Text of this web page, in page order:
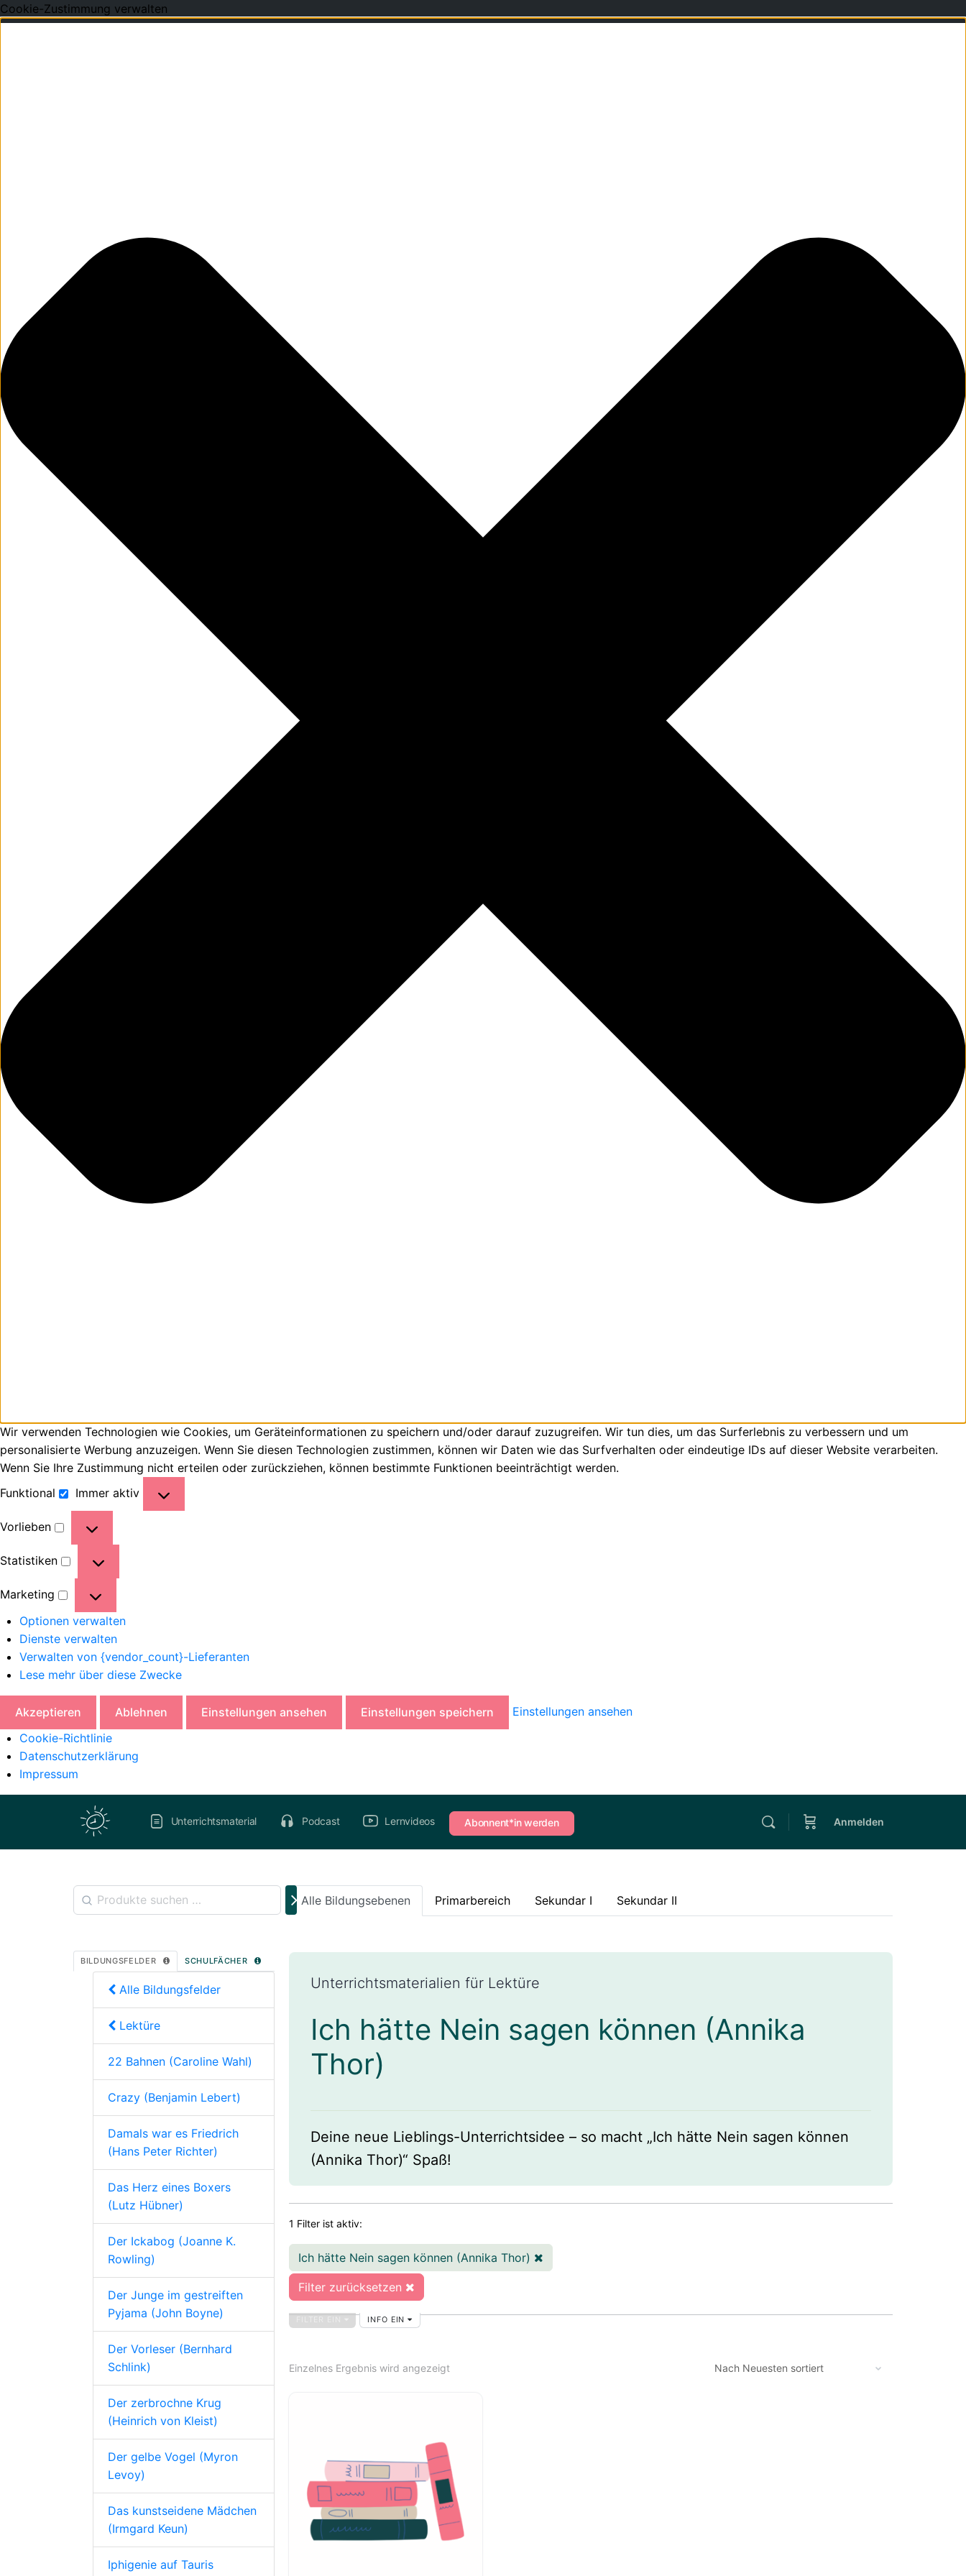
Cookie-Zustimmung verwalten
Wir verwenden Technologien wie Cookies, um Geräteinformationen zu speichern und/oder darauf zuzugreifen. Wir tun dies, um das Surferlebnis zu verbessern und um
personalisierte Werbung anzuzeigen. Wenn Sie diesen Technologien zustimmen, können wir Daten wie das Surfverhalten oder eindeutige IDs auf dieser Website verarbeiten.
Wenn Sie Ihre Zustimmung nicht erteilen oder zurückziehen, können bestimmte Funktionen beeinträchtigt werden.
Funktional
Immer aktiv
Vorlieben
Statistiken
Marketing
Optionen verwalten
Dienste verwalten
Verwalten von {vendor_count}-Lieferanten
Lese mehr über diese Zwecke
Akzeptieren Ablehnen Einstellungen ansehen Einstellungen speichern
Einstellungen ansehen
Cookie-Richtlinie
Datenschutzerklärung
Impressum
Unterrichtsmaterial Podcast Lernvideos Abonnent*in werden Anmelden
Alle Bildungsebenen Primarbereich Sekundar I Sekundar II
Unterrichtsmaterialien für Lektüre
Ich hätte Nein sagen können (Annika
Thor)
Deine neue Lieblings-Unterrichtsidee – so macht „Ich hätte Nein sagen können
(Annika Thor)“ Spaß!
1 Filter ist aktiv:
Ich hätte Nein sagen können (Annika Thor)
Filter zurücksetzen
INFO EIN
Einzelnes Ergebnis wird angezeigt
BILDUNGSFELDER SCHULFÄCHER
Alle Bildungsfelder
Lektüre
22 Bahnen (Caroline Wahl)
Crazy (Benjamin Lebert)
Damals war es Friedrich
(Hans Peter Richter)
Das Herz eines Boxers
(Lutz Hübner)
Der Ickabog (Joanne K.
Rowling)
Der Junge im gestreiften
Pyjama (John Boyne)
Der Vorleser (Bernhard
Schlink)
Der zerbrochne Krug
(Heinrich von Kleist)
Der gelbe Vogel (Myron
Levoy)
Das kunstseidene Mädchen
(Irmgard Keun)
Iphigenie auf Tauris